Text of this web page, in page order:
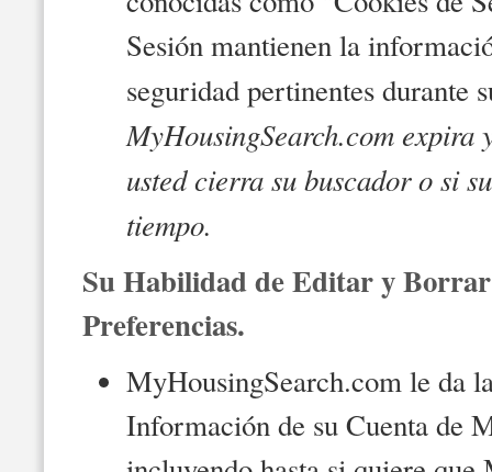
Sesión mantienen la
seguridad pertinentes durante
MyHousingSearch.com expira
usted cierra su buscador o si
tiempo.
Su Habilidad de Editar y
Preferencias.
MyHousingSearch.com le da
Información de su Cuenta de